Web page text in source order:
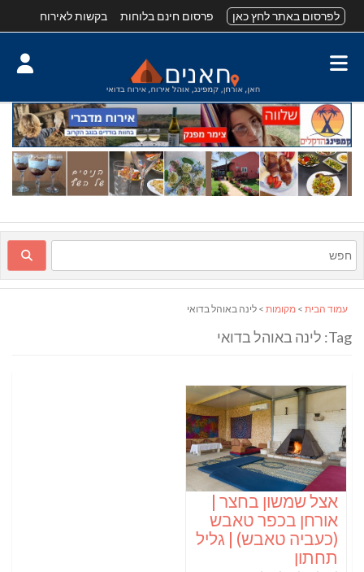
לפרסום באתר לחץ כאן פרסום חינם בלוחות בקשות לאירוח
עמוד הבית > מקומות > לינה באוהל בדואי
Tag: לינה באוהל בדואי
אצל שמשון בחצר |
אורחן בכפר טאבש
(כעביה טאבש) | גליל
תחתון